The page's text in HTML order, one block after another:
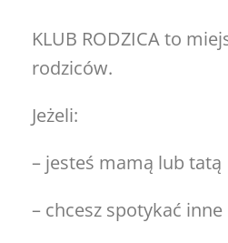
KLUB RODZICA to
rodziców.
Jeżeli:
– jesteś mamą lub tatą
– chcesz spotykać